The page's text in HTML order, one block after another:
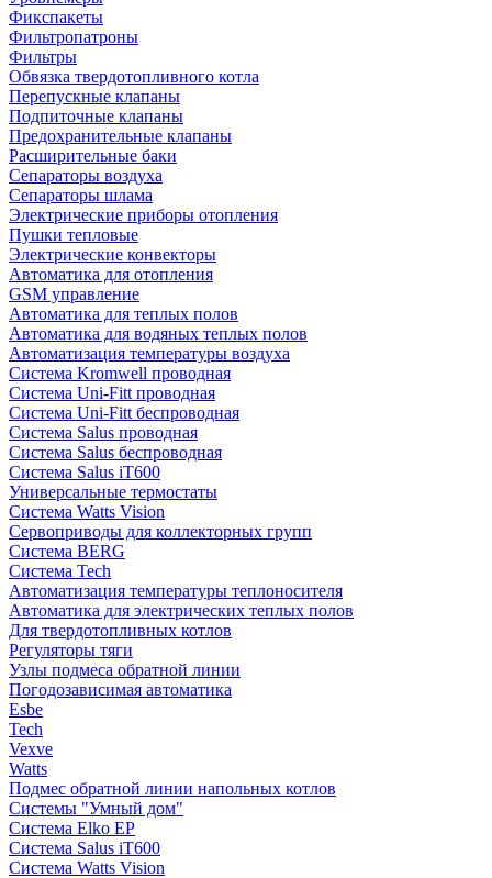
Фикспакеты
Фильтропатроны
Фильтры
Обвязка твердотопливного котла
Перепускные клапаны
Подпиточные клапаны
Предохранительные клапаны
Расширительные баки
Сепараторы воздуха
Сепараторы шлама
Электрические приборы отопления
Пушки тепловые
Электрические конвекторы
Автоматика для отопления
GSM управление
Автоматика для теплых полов
Автоматика для водяных теплых полов
Автоматизация температуры воздуха
Система Kromwell проводная
Система Uni-Fitt проводная
Система Uni-Fitt беспроводная
Система Salus проводная
Система Salus беспроводная
Система Salus iT600
Универсальные термостаты
Система Watts Vision
Сервоприводы для коллекторных групп
Система BERG
Система Tech
Автоматизация температуры теплоносителя
Автоматика для электрических теплых полов
Для твердотопливных котлов
Регуляторы тяги
Узлы подмеса обратной линии
Погодозависимая автоматика
Esbe
Tech
Vexve
Watts
Подмес обратной линии напольных котлов
Системы "Умный дом"
Система Elko EP
Система Salus iT600
Система Watts Vision